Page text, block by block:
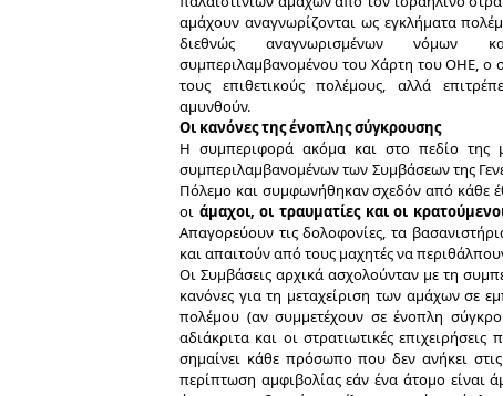
αμάχουν αναγνωρίζονται ως εγκλήματα
διεθνώς αναγνωρισμένων νόμων
συμπεριλαμβανομένου του Χάρτη του ΟΗΕ, ο
τους επιθετικούς πολέμους, αλλά
αμυνθούν.
Οι κανόνες της ένοπλης σύγκρουσης
Η συμπεριφορά ακόμα και στο πεδίο της
συμπεριλαμβανομένων των Συμβάσεων της
Πόλεμο και συμφωνήθηκαν σχεδόν από κάθε
οι άμαχοι, οι τραυματίες και οι
Απαγορεύουν τις δολοφονίες, τα
και απαιτούν από τους μαχητές να
Οι Συμβάσεις αρχικά ασχολούνταν με τη
κανόνες για τη μεταχείριση των αμάχων σε
πολέμου (αν συμμετέχουν σε ένοπλη
αδιάκριτα και οι στρατιωτικές
σημαίνει κάθε πρόσωπο που δεν ανήκει
περίπτωση αμφιβολίας εάν ένα άτομο